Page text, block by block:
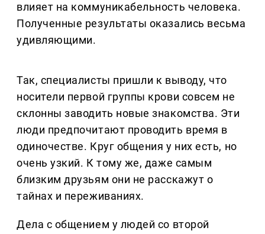
влияет на коммуникабельность человека.
Полученные результаты оказались весьма
удивляющими.
Так, специалисты пришли к выводу, что
носители первой группы крови совсем не
склонны заводить новые знакомства. Эти
люди предпочитают проводить время в
одиночестве. Круг общения у них есть, но
очень узкий. К тому же, даже самым
близким друзьям они не расскажут о
тайнах и переживаниях.
Дела с общением у людей со второй